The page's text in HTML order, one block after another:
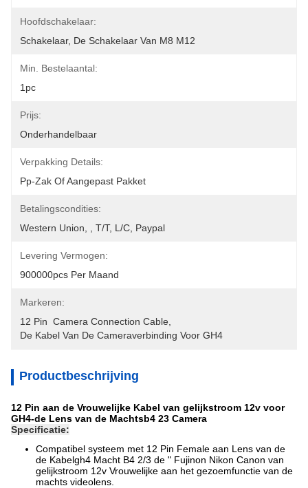
Hoofdschakelaar:
Schakelaar, De Schakelaar Van M8 M12
Min. Bestelaantal:
1pc
Prijs:
Onderhandelbaar
Verpakking Details:
Pp-Zak Of Aangepast Pakket
Betalingscondities:
Western Union, , T/T, L/C, Paypal
Levering Vermogen:
900000pcs Per Maand
Markeren:
12 Pin  Camera Connection Cable
De Kabel Van De Cameraverbinding Voor GH4
Productbeschrijving
12 Pin aan de Vrouwelijke Kabel van gelijkstroom 12v voor
GH4-de Lens van de Machtsb4 23 Camera
Specificatie:
Compatibel systeem met 12 Pin Female aan Lens van de
de Kabelgh4 Macht B4 2/3 de " Fujinon Nikon Canon van
gelijkstroom 12v Vrouwelijke aan het gezoemfunctie van de
machts videolens.